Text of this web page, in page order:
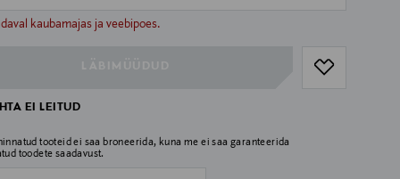
kaubamajas ja veebipoes.
EI LEITUD
tooteid ei saa broneerida, kuna me ei saa garanteerida
toodete saadavust.